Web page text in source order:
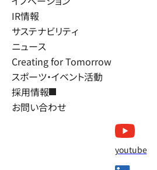
IR情報
サステナビリティ
ニュース
Creating for Tomorrow
スポーツ・イベント活動
採用情報
お問い合わせ
youtube